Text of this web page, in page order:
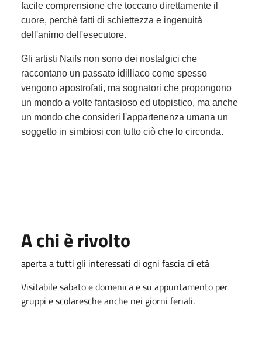
facile comprensione che toccano direttamente il
cuore, perchè fatti di schiettezza e ingenuità
dell'animo dell'esecutore.
Gli artisti Naifs non sono dei nostalgici che
raccontano un passato idilliaco come spesso
vengono apostrofati, ma sognatori che propongono
un mondo a volte fantasioso ed utopistico, ma anche
un mondo che consideri l'appartenenza umana un
soggetto in simbiosi con tutto ciò che lo circonda.
A chi è rivolto
aperta a tutti gli interessati di ogni fascia di età
Visitabile sabato e domenica e su appuntamento per
gruppi e scolaresche anche nei giorni feriali.